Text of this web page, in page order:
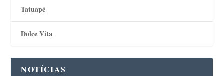
Tatuapé
Dolce Vita
NOTÍCIAS